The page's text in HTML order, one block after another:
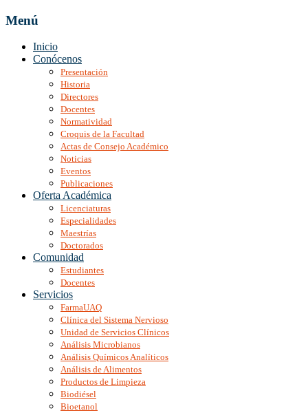
Menú
Inicio
Conócenos
Presentación
Historia
Directores
Docentes
Normatividad
Croquis de la Facultad
Actas de Consejo Académico
Noticias
Eventos
Publicaciones
Oferta Académica
Licenciaturas
Especialidades
Maestrías
Doctorados
Comunidad
Estudiantes
Docentes
Servicios
FarmaUAQ
Clínica del Sistema Nervioso
Unidad de Servicios Clínicos
Análisis Microbianos
Análisis Químicos Analíticos
Análisis de Alimentos
Productos de Limpieza
Biodiésel
Bioetanol